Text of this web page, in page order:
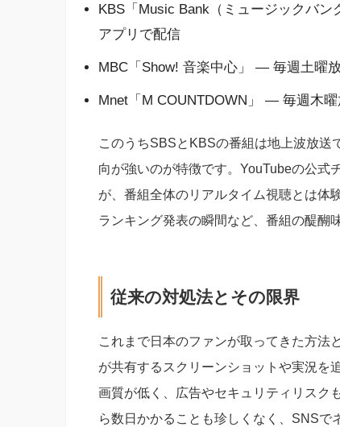
KBS「Music Bank（ミュージックバ
アプリで配信
MBC「Show! 音楽中心」 — 毎週土曜
Mnet「M COUNTDOWN」 — 毎週木
このうちSBSとKBSの番組は地上波放送
向が強いのが特徴です。YouTubeの公式
が、番組全体のリアルタイム視聴とは体
ランキング発表の瞬間など、番組の醍醐
従来の対処法とその限界
これまで日本のファンが取ってきた方法
が共有するスクリーンショットや実況を
画質が低く、広告やセキュリティリスク
ら数日かかることも珍しくなく、SNSで